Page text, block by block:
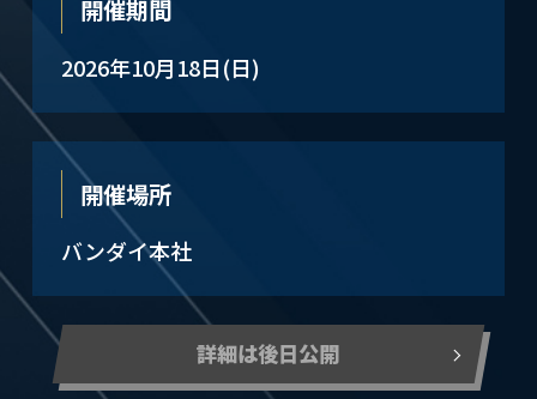
開催期間
2026年10月18日(日)
開催場所
バンダイ本社
詳細は後日公開